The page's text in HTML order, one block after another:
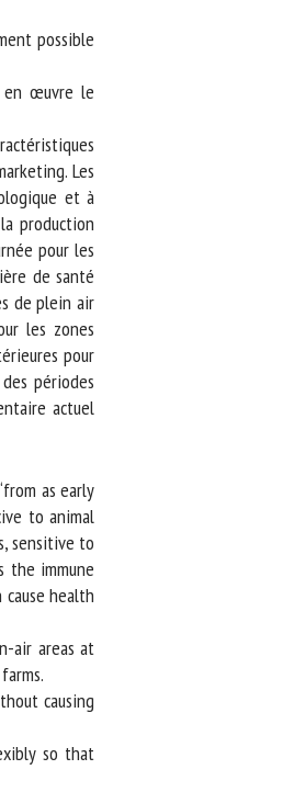
possible
œuvre le
Les
et à
production
pour les
de santé
de plein air
les zones
pour
périodes
actuel
as early
to animal
sensitive to
immune
health
areas at
causing
so that